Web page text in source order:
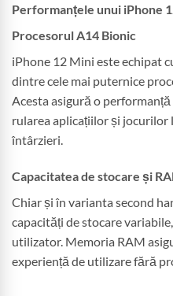
Performanțele unui iPhone
Procesorul A14 Bionic
iPhone 12 Mini este echipat
dintre cele mai puternice
Acesta asigură o
rularea aplicațiilor și jocurilor
întârzieri.
Capacitatea de stocare și
Chiar și în varianta second
capacități de stocare
utilizator. Memoria RAM
experiență de utilizare fără